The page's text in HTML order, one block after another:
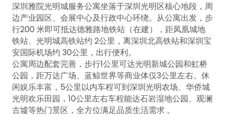
深圳雅院光明城服务公寓坐落于深圳光明区核心地段，周
边产业园区、会展中心及行政中心环绕。从公寓出发，步
行200 米即可抵达德雅路地铁站（在建），距凤凰城地
铁站、光明城高铁站约 2公里，离深圳北高铁站和深圳宝
安国际机场约 30公里，出行便利。
公寓周边配套完善，步行1公里可达光明新城公园和虹桥
公园，距万达广场、蓝鲸世界等商业体仅3公里左右。休
闲娱乐丰富，5公里以内车程可到深圳光明农场、华侨城
光明欢乐田园，10公里左右车程能达石岩湿地公园、观澜
古墟等热门景区，全方位满足品质生活需求 。